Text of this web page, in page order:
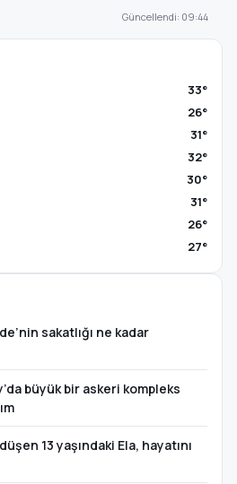
Güncellendi: 09:44
33°
26°
31°
32°
30°
31°
26°
27°
sakatlığı ne kadar
büyük bir askeri kompleks
13 yaşındaki Ela, hayatını